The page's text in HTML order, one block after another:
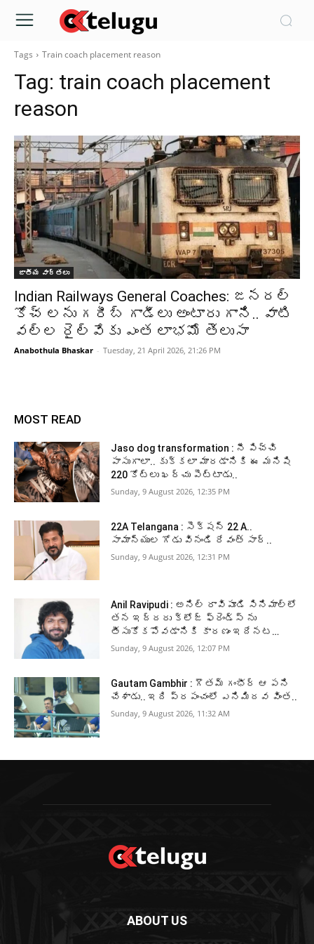
Tags Train coach placement reason
Tag: train coach placement
reason
జాతీయ వార్తలు
Indian Railways General Coaches: జనరల్
కోచ్ లను గరీబ్ గాడీలు అంటారు గాని.. వాటి
వల్ల రైల్వేకు ఎంత లాభమో తెలుసా
Anabothula Bhaskar - Tuesday, 21 April 2026, 21:26 PM
MOST READ
Jaso dog transformation : నీ పిచ్చి
పాసుగాలా.. కుక్కలా మారడానికి ఈ మనిషి
220 కోట్లు ఖర్చు పెట్టాడు..
Sunday, 9 August 2026, 12:35 PM
22A Telangana : సెక్షన్ 22 A..
సామాన్యుల గోడు వినండి రేవంత్ సార్..
Sunday, 9 August 2026, 12:31 PM
Anil Ravipudi : అనిల్ రావిపూడి సినిమాల్లో
తన ఇద్దరు క్లోజ్ ఫ్రెండ్స్ ను
తీసుకోకపోవడానికి కారణం ఇదేనట…
Sunday, 9 August 2026, 12:07 PM
Gautam Gambhir : గౌతమ్ గంభీర్ ఆ పని
చేశాడు.. ఇది ప్రపంచంలో ఎనిమిదవ వింత..
Sunday, 9 August 2026, 11:32 AM
ABOUT US